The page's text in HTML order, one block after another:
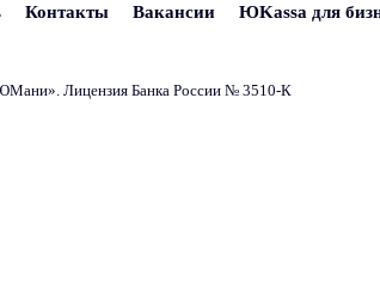
Контакты Вакансии ЮKassa для
». Лицензия Банка России № 3510‑К